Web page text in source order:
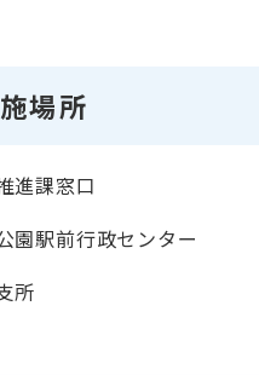
場所
進課窓口
園駅前行政センター
所